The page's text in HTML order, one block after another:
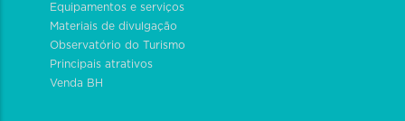
Equipamentos e serviços
Materiais de divulgação
Observatório do Turismo
Principais atrativos
Venda BH